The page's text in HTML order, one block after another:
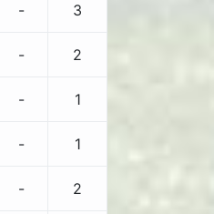
- 3
- 2
- 1
- 1
- 2